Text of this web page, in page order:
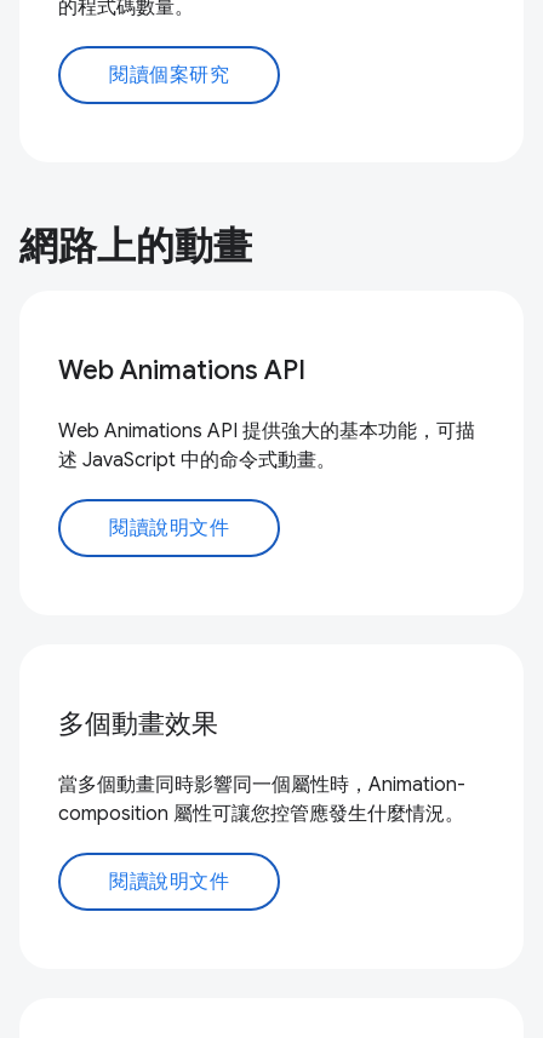
的程式碼數量。
閱讀個案研究
網路上的動畫
Web Animations API
Web Animations API 提供強大的基本功能，可描
述 JavaScript 中的命令式動畫。
閱讀說明文件
多個動畫效果
當多個動畫同時影響同一個屬性時，Animation-
composition 屬性可讓您控管應發生什麼情況。
閱讀說明文件